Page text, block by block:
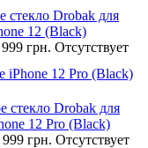
стекло Drobak для
12 (Black)
999 грн. Отсутствует
iPhone 12 Pro (Black)
стекло Drobak для
12 Pro (Black)
999 грн. Отсутствует